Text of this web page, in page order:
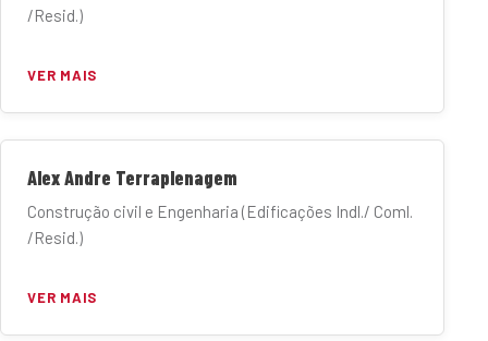
/Resid.)
VER MAIS
Alex Andre Terraplenagem
Construção civil e Engenharia (Edificações Indl./ Coml.
/Resid.)
VER MAIS